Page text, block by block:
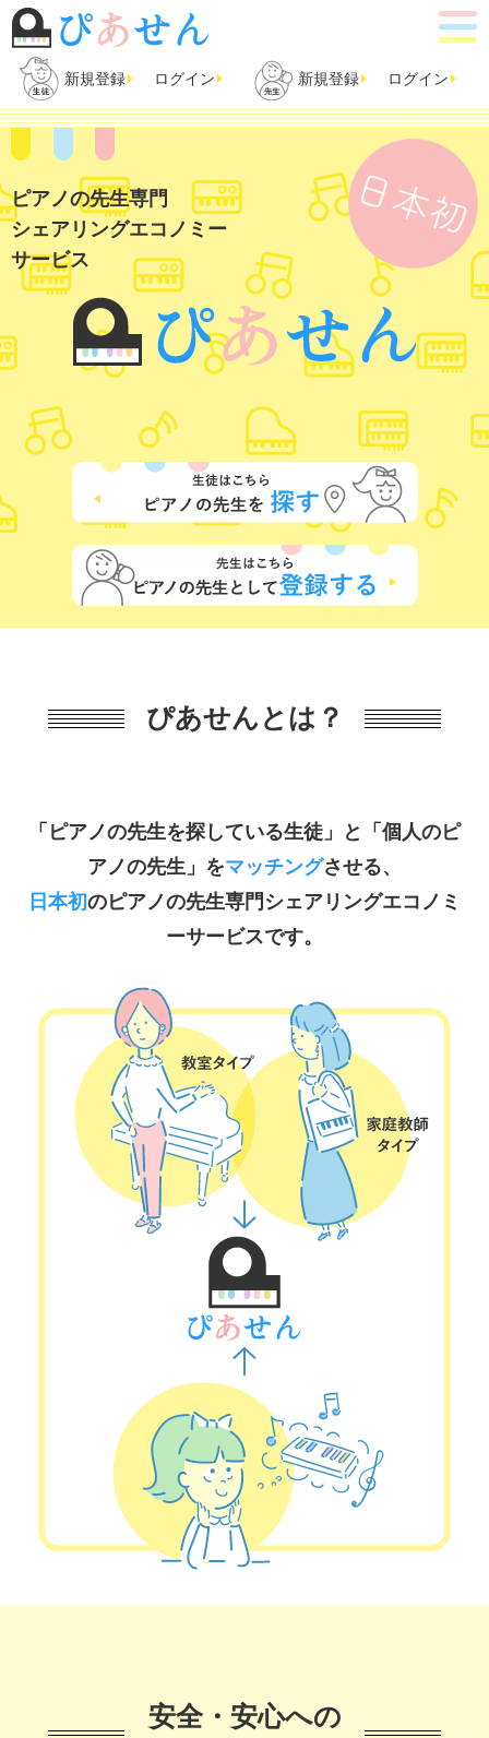
新規登録 ログイン 新規登録 ログイン
ピアノの先生専門
シェアリングエコノミー
サービス
ぴあせんとは？
「ピアノの先生を探している生徒」と「個人のピ
アノの先生」をマッチングさせる、
日本初のピアノの先生専門シェアリングエコノミ
ーサービスです。
安全・安心への